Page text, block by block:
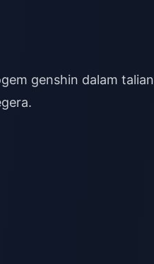
genshin dalam talian